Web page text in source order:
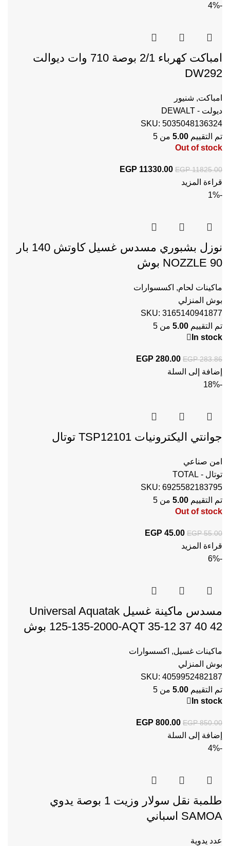
-4%
امباكت كهرباء 2/1 بوصة 710 وات ديوالت
DW292
امباكت, شنيور
ديولت - DEWALT
SKU: 5035048136324
تم التقييم 5.00 من 5
Out of stock
EGP11825.00 السعر الأصلي هو: EGP 11825.00.
EGP 11330.00
قراءة المزيد
-1%
نوزل بشبوري مسدس غسيل كاوتش 140 بار
NOZZLE 90 بوش
ماكينات لحام, اكسسوارات
بوش المنزلي
SKU: 3165140941877
تم التقييم 5.00 من 5
In stock
EGP283.86 السعر الأصلي هو: EGP 283.86.
EGP 280.00
إضافة إلى السلة
-18%
جوانتي اليكترونيات TSP12101 توتال
امن صناعي
توتال - TOTAL
SKU: 6925582183795
تم التقييم 5.00 من 5
Out of stock
EGP55.00 السعر الأصلي هو: EGP 55.00.
EGP 45.00
قراءة المزيد
-6%
مسدس ماكينة غسيل Universal Aquatak
125-135-2000-AQT 35-12 37 40 42 بوش
ماكينات غسيل, اكسسوارات
بوش المنزلي
SKU: 4059952482187
تم التقييم 5.00 من 5
In stock
EGP850.00 السعر الأصلي هو: EGP 850.00.
EGP 800.00
إضافة إلى السلة
-4%
طلمبة نقل سولار وزيت 1 بوصة يدوي
SAMOA اسباني
عدد يدوية